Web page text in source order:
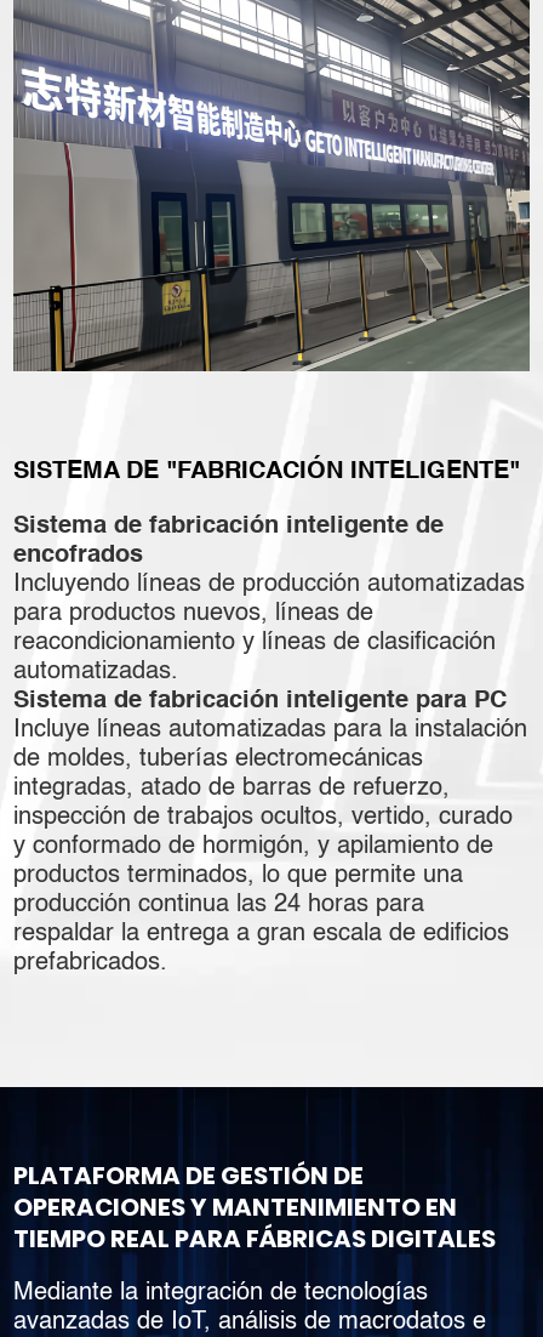
SISTEMA DE "FABRICACIÓN INTELIGENTE"
Sistema de fabricación inteligente de
encofrados
Incluyendo líneas de producción automatizadas
para productos nuevos, líneas de
reacondicionamiento y líneas de clasificación
automatizadas.
Sistema de fabricación inteligente para PC
Incluye líneas automatizadas para la instalación
de moldes, tuberías electromecánicas
integradas, atado de barras de refuerzo,
inspección de trabajos ocultos, vertido, curado
y conformado de hormigón, y apilamiento de
productos terminados, lo que permite una
producción continua las 24 horas para
respaldar la entrega a gran escala de edificios
prefabricados.
PLATAFORMA DE GESTIÓN DE
OPERACIONES Y MANTENIMIENTO EN
TIEMPO REAL PARA FÁBRICAS DIGITALES
Mediante la integración de tecnologías
avanzadas de IoT, análisis de macrodatos e